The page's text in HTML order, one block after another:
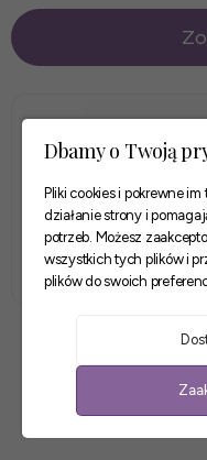
TULSA DĄB
Dbamy o Twoją
Pliki cookies i pokrewne
działanie strony i
potrzeb. Możesz
wszystkich tych plików i
plików do swoich